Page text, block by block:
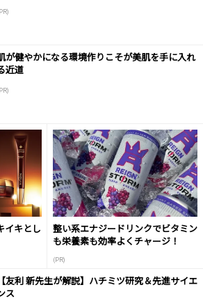
が健やかになる環境作りこそが美肌を手に入れ
近道
イキとし
整い系エナジードリンクでビタミン
も栄養素も効率よくチャージ！
(PR)
【友利 新先生が解説】ハチミツ研究＆先進サイエ
ス